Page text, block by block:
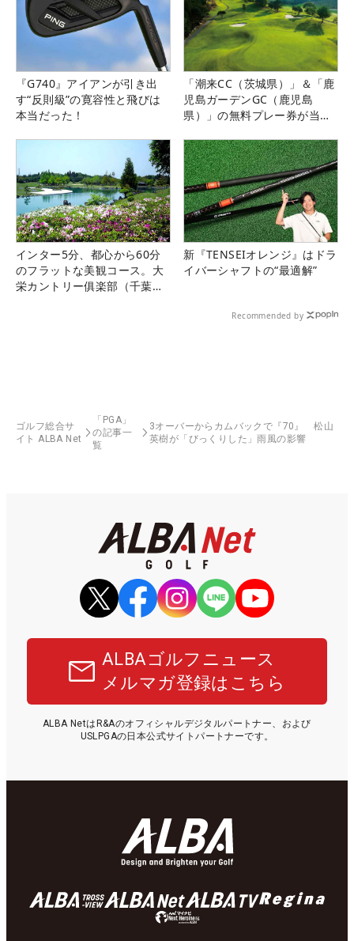
『G740』アイアンが引き出
す“反則級”の寛容性と飛びは
本当だった！
「潮来CC（茨城県）」＆「鹿
児島ガーデンGC（鹿児島
県）」の無料プレー券が当た
インター5分、都心から60分
のフラットな美観コース。大
栄カントリー俱楽部（千葉
新『TENSEIオレンジ』はドラ
イバーシャフトの“最適解”
Recommended by
ゴルフ総合サ
イト ALBA Net
「PGA」
の記事一
覧
3オーバーからカムバックで『70』 松山
英樹が「びっくりした」雨風の影響
ALBAゴルフニュース
メルマガ登録はこちら
ALBA NetはR&Aのオフィシャルデジタルパートナー、および
USLPGAの日本公式サイトパートナーです。